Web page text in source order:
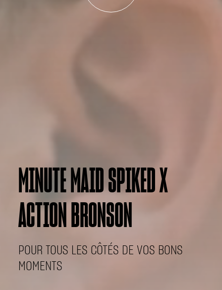
MINUTE MAID SPIKED X
ACTION BRONSON
POUR TOUS LES CÔTÉS DE VOS BONS
MOMENTS